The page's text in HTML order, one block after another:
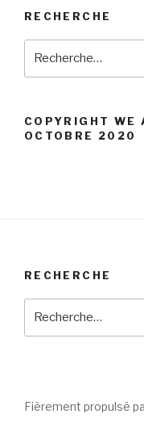
RECHERCHE
COPYRIGHT WE
OCTOBRE 2020
RECHERCHE
Fièrement propulsé